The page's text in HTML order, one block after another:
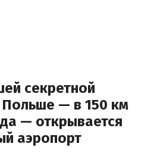
секретной
— в 150 км
— открывается
аэропорт